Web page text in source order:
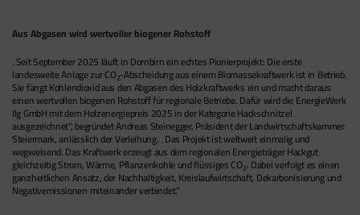
Aus Abgasen wird wertvoller biogener Rohstoff
„Seit September 2025 läuft in Dornbirn ein echtes Pionierprojekt: Die erste
landesweite Anlage zur CO2-Abscheidung aus einem Biomassekraftwerk ist in Betrieb.
Sie fängt Kohlendioxid aus den Abgasen des Holzkraftwerks ein und macht daraus
einen wertvollen biogenen Rohstoff für regionale Betriebe. Dafür wird die EnergieWerk
Ilg GmbH mit dem Holzenergiepreis 2025 in der Kategorie Hackschnitzel
ausgezeichnet“, begründet Andreas Steinegger, Präsident der Landwirtschaftskammer
Steiermark, anlässlich der Verleihung. „Das Projekt ist weltweit einmalig und
wegweisend. Das Kraftwerk erzeugt aus dem regionalen Energieträger Hackgut
gleichzeitig Strom, Wärme, Pflanzenkohle und flüssiges CO2. Dabei verfolgt es einen
ganzheitlichen Ansatz, der Nachhaltigkeit, Kreislaufwirtschaft, Dekarbonisierung und
Negativemissionen miteinander verbindet.“